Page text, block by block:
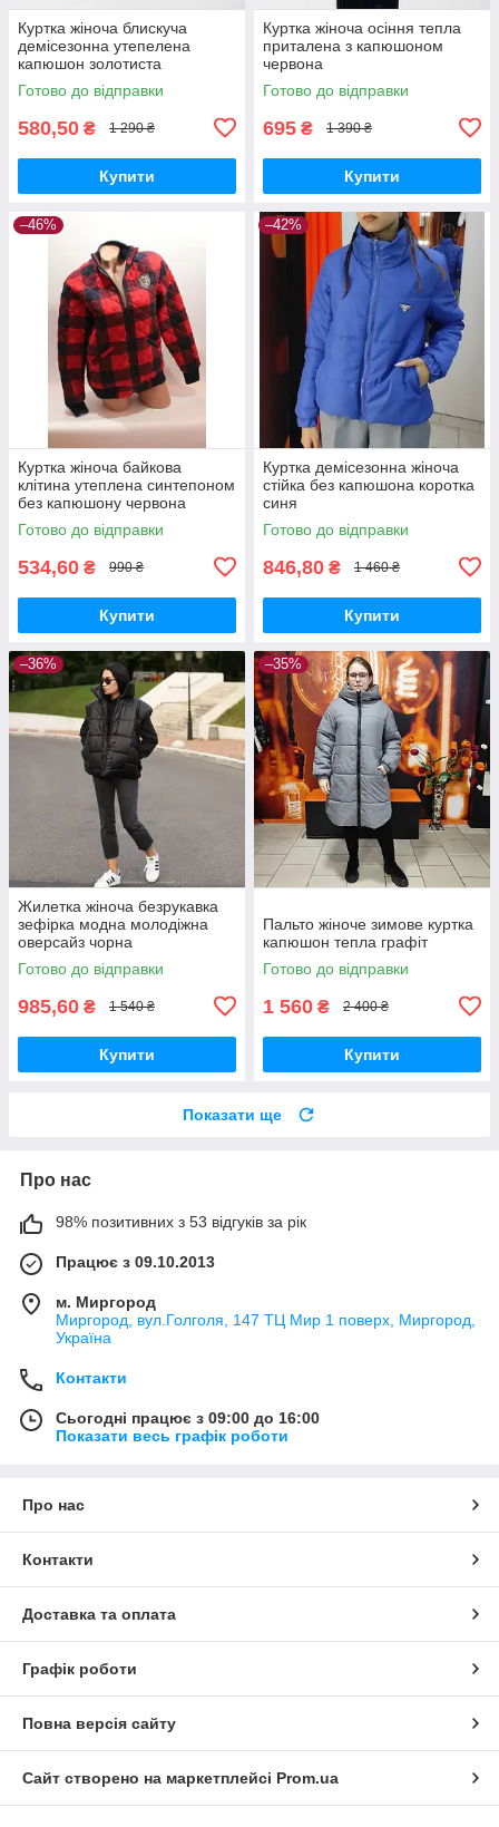
Куртка жіноча блискуча
демісезонна утепелена
капюшон золотиста
Готово до відправки
580,50 ₴ 1 290 ₴
Купити
Куртка жіноча осіння тепла
приталена з капюшоном
червона
Готово до відправки
695 ₴ 1 390 ₴
Купити
–46%
Куртка жіноча байкова
клітина утеплена синтепоном
без капюшону червона
Готово до відправки
534,60 ₴ 990 ₴
Купити
–42%
Куртка демісезонна жіноча
стійка без капюшона коротка
синя
Готово до відправки
846,80 ₴ 1 460 ₴
Купити
–36%
Жилетка жіноча безрукавка
зефірка модна молодіжна
оверсайз чорна
Готово до відправки
985,60 ₴ 1 540 ₴
Купити
–35%
Пальто жіноче зимове куртка
капюшон тепла графіт
Готово до відправки
1 560 ₴ 2 400 ₴
Купити
Показати ще
Про нас
98% позитивних з 53 відгуків за рік
Працює з 09.10.2013
м. Миргород
Миргород, вул.Голголя, 147 ТЦ Мир 1 поверх, Миргород,
Україна
Контакти
Сьогодні працює з 09:00 до 16:00
Показати весь графік роботи
Про нас
Контакти
Доставка та оплата
Графік роботи
Повна версія сайту
Сайт створено на маркетплейсі Prom.ua